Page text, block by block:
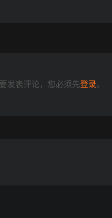
要发表评论，您必须先登录。